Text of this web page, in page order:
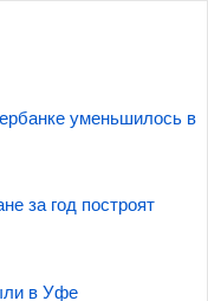
уменьшилось в
за год построят
в Уфе